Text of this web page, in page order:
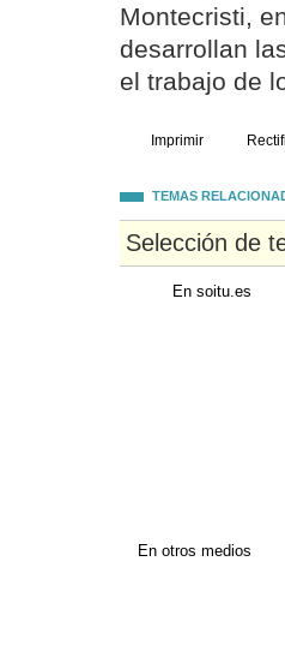
Montecristi,
desarrollan
el trabajo de
Imprimir
TEMAS
Selección de
En soitu.es
En otros medios